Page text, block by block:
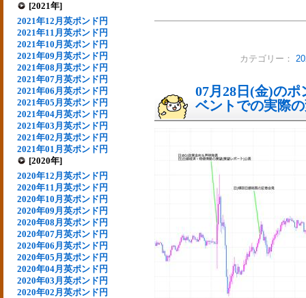
[2021年]
2021年12月英ポンド円
2021年11月英ポンド円
2021年10月英ポンド円
2021年09月英ポンド円
2021年08月英ポンド円
2021年07月英ポンド円
2021年06月英ポンド円
2021年05月英ポンド円
2021年04月英ポンド円
2021年03月英ポンド円
2021年02月英ポンド円
2021年01月英ポンド円
[2020年]
2020年12月英ポンド円
2020年11月英ポンド円
2020年10月英ポンド円
2020年09月英ポンド円
2020年08月英ポンド円
2020年07月英ポンド円
2020年06月英ポンド円
2020年05月英ポンド円
2020年04月英ポンド円
2020年03月英ポンド円
2020年02月英ポンド円
カテゴリー：
07月28日(金)の
ベントでの実際